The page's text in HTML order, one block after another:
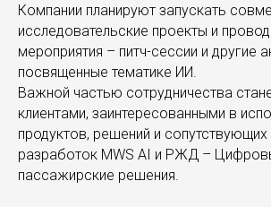
Компании планируют запускать
исследовательские проекты и
мероприятия – питч-сессии и другие
посвященные тематике ИИ.
Важной частью сотрудничества
клиентами, заинтересованными в
продуктов, решений и сопутствующих
разработок MWS AI и РЖД –
пассажирские решения.